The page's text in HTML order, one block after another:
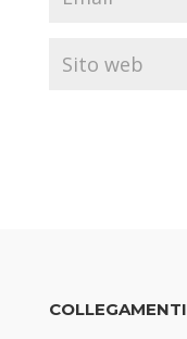
COLLEGAMENTI